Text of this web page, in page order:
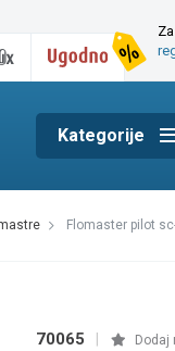
Kategorije
flomaster pilot
70065 Dodaj